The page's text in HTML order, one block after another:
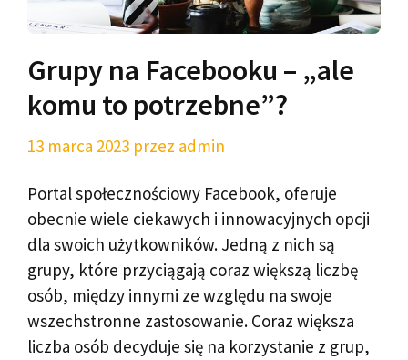
Grupy na Facebooku – „ale
komu to potrzebne”?
13 marca 2023 przez admin
Portal społecznościowy Facebook, oferuje
obecnie wiele ciekawych i innowacyjnych opcji
dla swoich użytkowników. Jedną z nich są
grupy, które przyciągają coraz większą liczbę
osób, między innymi ze względu na swoje
wszechstronne zastosowanie. Coraz większa
liczba osób decyduje się na korzystanie z grup,